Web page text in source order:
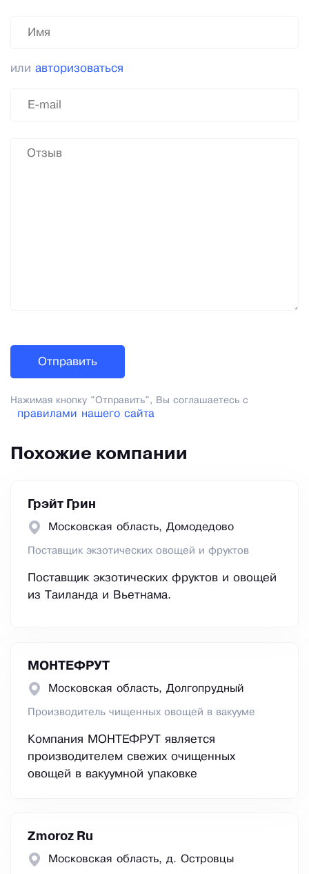
или авторизоваться
Нажимая кнопку "Отправить", Вы соглашаетесь с
правилами нашего сайта
Похожие компании
Грэйт Грин
Московская область, Домодедово
Поставщик экзотических овощей и фруктов
Поставщик экзотических фруктов и овощей
из Таиланда и Вьетнама.
МОНТЕФРУТ
Московская область, Долгопрудный
Производитель чищенных овощей в вакууме
Компания МОНТЕФРУТ является
производителем свежих очищенных
овощей в вакуумной упаковке
Zmoroz Ru
Московская область, д. Островцы